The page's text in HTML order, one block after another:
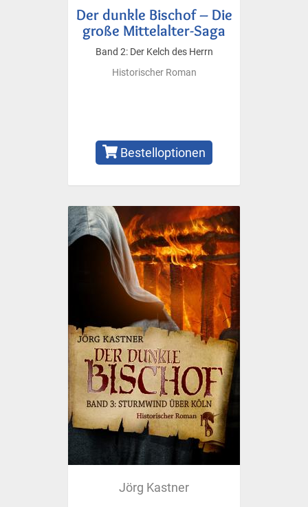
Der dunkle Bischof – Die
große Mittelalter-Saga
Band 2: Der Kelch des Herrn
Historischer Roman
Bestelloptionen
Jörg Kastner